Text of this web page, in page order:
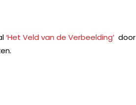
‘Het Veld van de Verbeelding’ door